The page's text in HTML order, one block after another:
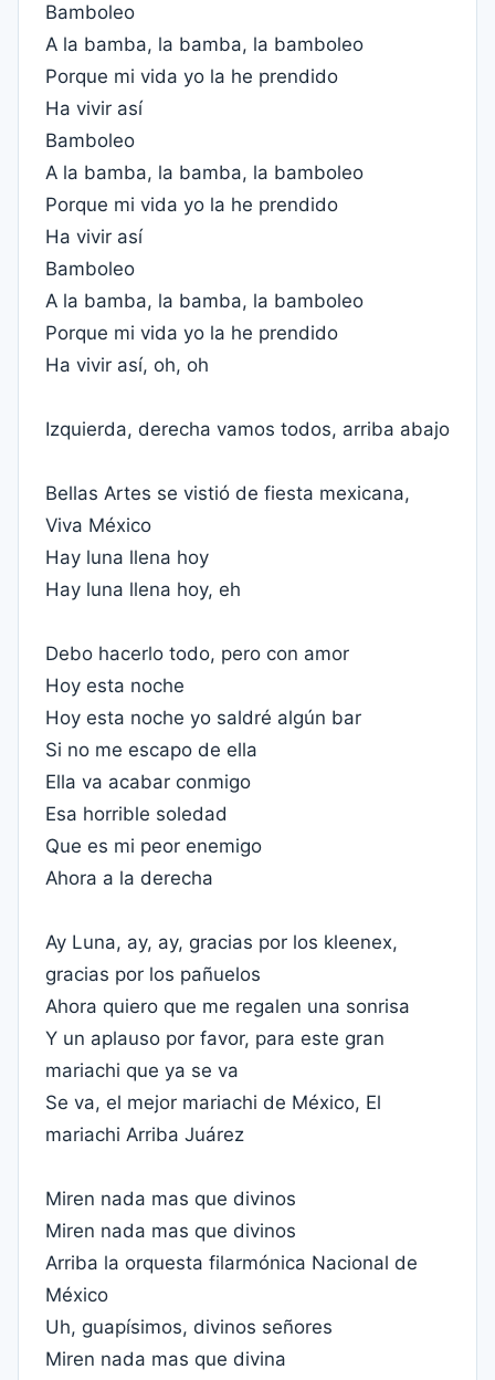
Bamboleo
A la bamba, la bamba, la bamboleo
Porque mi vida yo la he prendido
Ha vivir así
Bamboleo
A la bamba, la bamba, la bamboleo
Porque mi vida yo la he prendido
Ha vivir así
Bamboleo
A la bamba, la bamba, la bamboleo
Porque mi vida yo la he prendido
Ha vivir así, oh, oh
Izquierda, derecha vamos todos, arriba abajo
Bellas Artes se vistió de fiesta mexicana,
Viva México
Hay luna llena hoy
Hay luna llena hoy, eh
Debo hacerlo todo, pero con amor
Hoy esta noche
Hoy esta noche yo saldré algún bar
Si no me escapo de ella
Ella va acabar conmigo
Esa horrible soledad
Que es mi peor enemigo
Ahora a la derecha
Ay Luna, ay, ay, gracias por los kleenex,
gracias por los pañuelos
Ahora quiero que me regalen una sonrisa
Y un aplauso por favor, para este gran
mariachi que ya se va
Se va, el mejor mariachi de México, El
mariachi Arriba Juárez
Miren nada mas que divinos
Miren nada mas que divinos
Arriba la orquesta filarmónica Nacional de
México
Uh, guapísimos, divinos señores
Miren nada mas que divina